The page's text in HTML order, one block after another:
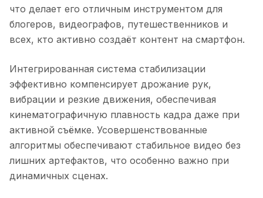
что делает его отличным инструментом для
блогеров, видеографов, путешественников и
всех, кто активно создаёт контент на смартфон.
Интегрированная система стабилизации
эффективно компенсирует дрожание рук,
вибрации и резкие движения, обеспечивая
кинематографичную плавность кадра даже при
активной съёмке. Усовершенствованные
алгоритмы обеспечивают стабильное видео без
лишних артефактов, что особенно важно при
динамичных сценах.